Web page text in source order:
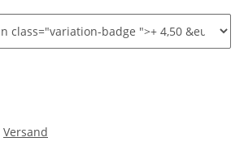
Versand